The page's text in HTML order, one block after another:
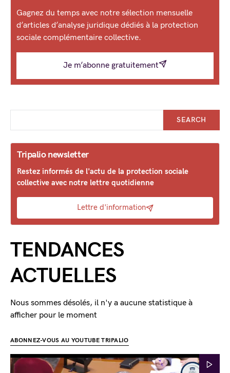
Gagnez du temps avec notre sélection mensuelle
d’articles d’analyse juridique dédiés à la protection
sociale complémentaire collective.
Je m’abonne gratuitement
SEARCH
Tripalio newsletter
Restez informés de l'actu de la protection sociale
collective avec notre lettre quotidienne
Lettre d'information
TENDANCES
ACTUELLES
Nous sommes désolés, il n'y a aucune statistique à
afficher pour le moment
ABONNEZ-VOUS AU YOUTUBE TRIPALIO